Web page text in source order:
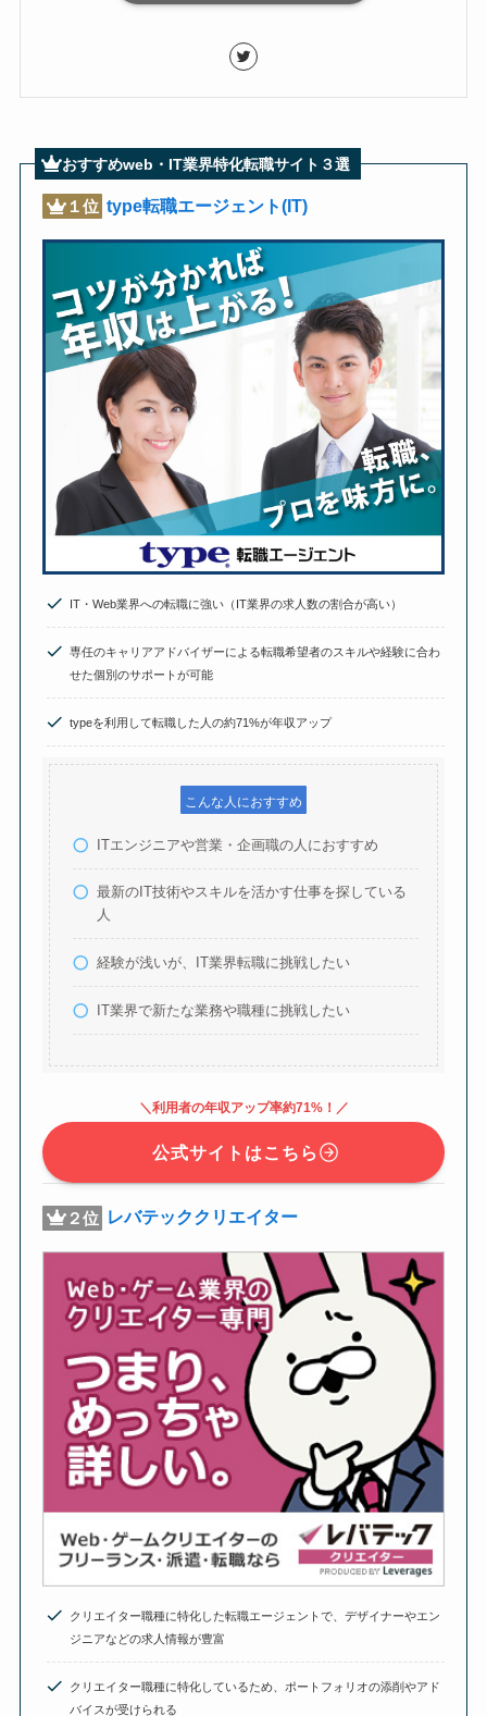
おすすめweb・IT業界特化転職サイト３選
１位 type転職エージェント(IT)
IT・Web業界への転職に強い（IT業界の求人数の割合が高い）
専任のキャリアアドバイザーによる転職希望者のスキルや経験に合わ
せた個別のサポートが可能
typeを利用して転職した人の約71%が年収アップ
こんな人におすすめ
ITエンジニアや営業・企画職の人におすすめ
最新のIT技術やスキルを活かす仕事を探している
人
経験が浅いが、IT業界転職に挑戦したい
IT業界で新たな業務や職種に挑戦したい
＼利用者の年収アップ率約71%！／
公式サイトはこちら
２位 レバテッククリエイター
クリエイター職種に特化した転職エージェントで、デザイナーやエン
ジニアなどの求人情報が豊富
クリエイター職種に特化しているため、ポートフォリオの添削やアド
バイスが受けられる